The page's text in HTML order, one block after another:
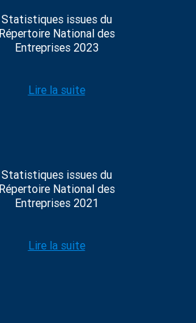
Statistiques issues du
Répertoire National des
Entreprises 2023
Lire la suite
Statistiques issues du
Répertoire National des
Entreprises 2021
Lire la suite